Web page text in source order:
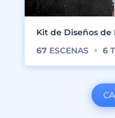
Kit de Diseños
67 ESCENAS 6